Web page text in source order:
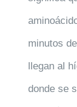
minutos
llegan al
donde se